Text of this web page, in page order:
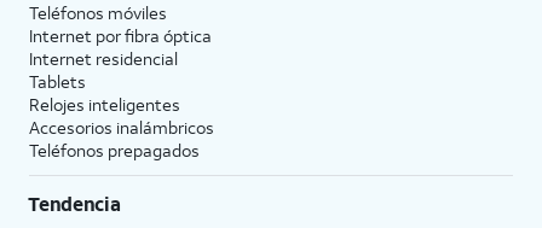
Teléfonos móviles
Internet por fibra óptica
Internet residencial
Tablets
Relojes inteligentes
Accesorios inalámbricos
Teléfonos prepagados
Tendencia